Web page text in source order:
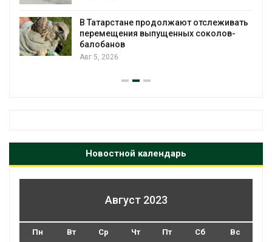
В Татарстане продолжают отслеживать
перемещения выпущенных соколов-
балобанов
Авг 5, 2026
Новостной календарь
Август 2023
Пн Вт Ср Чт Пт Сб Вс